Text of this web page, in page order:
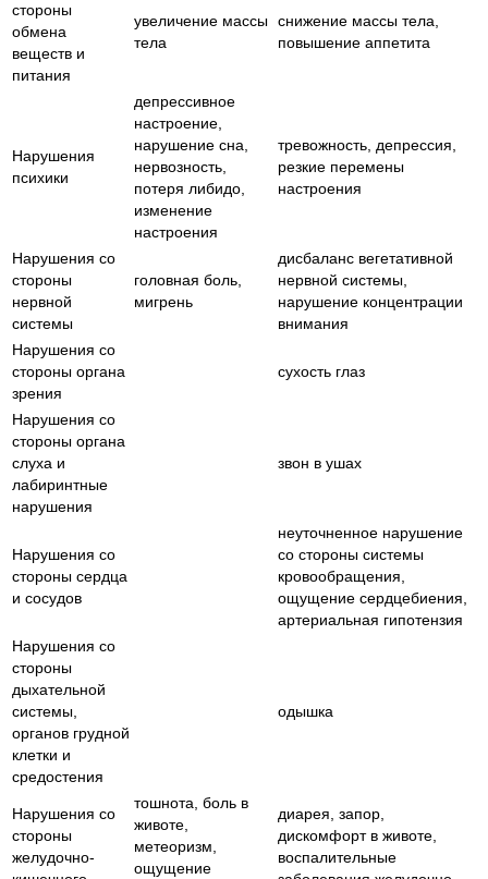
стороны
обмена
веществ и
питания
увеличение массы
тела
снижение массы тела,
повышение аппетита
Нарушения
психики
депрессивное
настроение,
нарушение сна,
нервозность,
потеря либидо,
изменение
настроения
тревожность, депрессия,
резкие перемены
настроения
Нарушения со
стороны
нервной
системы
головная боль,
мигрень
дисбаланс вегетативной
нервной системы,
нарушение концентрации
внимания
Нарушения со
стороны органа
зрения
сухость глаз
Нарушения со
стороны органа
слуха и
лабиринтные
нарушения
звон в ушах
Нарушения со
стороны сердца
и сосудов
неуточненное нарушение
со стороны системы
кровообращения,
ощущение сердцебиения,
артериальная гипотензия
Нарушения со
стороны
дыхательной
системы,
органов грудной
клетки и
средостения
одышка
Нарушения со
стороны
желудочно-
тошнота, боль в
животе,
метеоризм,
ощущение
диарея, запор,
дискомфорт в животе,
воспалительные